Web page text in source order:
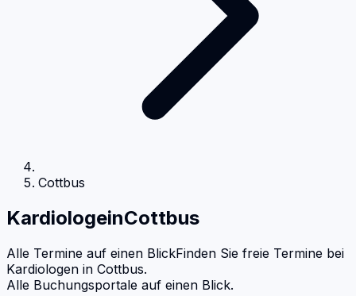
Cottbus
KardiologeinCottbus
Alle Termine auf einen BlickFinden Sie freie Termine bei
Kardiologen in Cottbus.
Alle Buchungsportale auf einen Blick.